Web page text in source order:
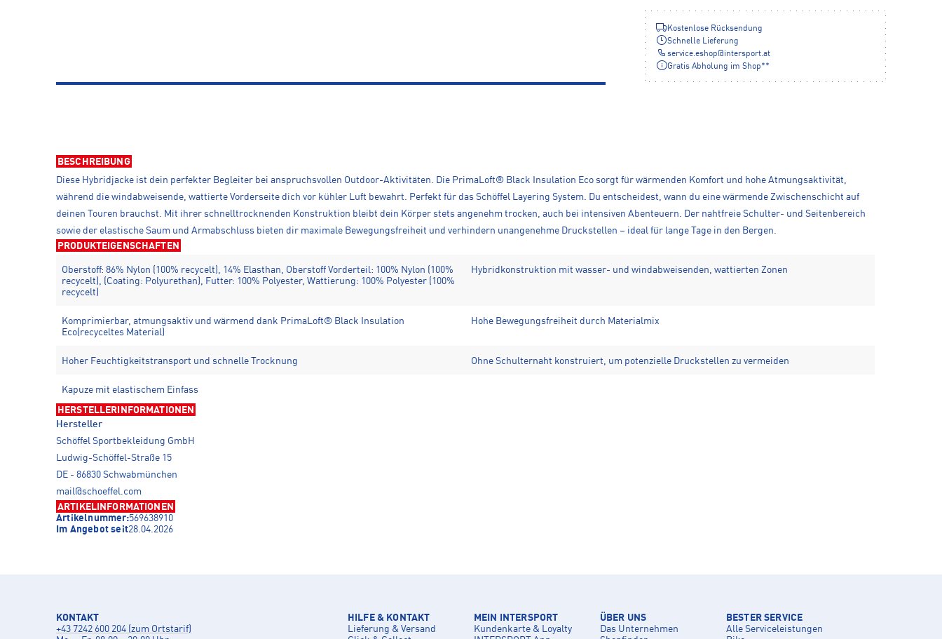
Kostenlose Rücksendung
Schnelle Lieferung
service.eshop@ intersport.at
Gratis Abholung im Shop**
BESCHREIBUNG
Diese Hybridjacke ist dein perfekter Begleiter bei anspruchsvollen Outdoor-Aktivitäten. Die PrimaLoft® Black Insulation Eco sorgt für wärmenden Komfort und hohe Atmungsaktivität,
während die windabweisende, wattierte Vorderseite dich vor kühler Luft bewahrt. Perfekt für das Schöffel Layering System. Du entscheidest, wann du eine wärmende Zwischenschicht auf
deinen Touren brauchst. Mit ihrer schnelltrocknenden Konstruktion bleibt dein Körper stets angenehm trocken, auch bei intensiven Abenteuern. Der nahtfreie Schulter- und Seitenbereich
sowie der elastische Saum und Armabschluss bieten dir maximale Bewegungsfreiheit und verhindern unangenehme Druckstellen – ideal für lange Tage in den Bergen.
PRODUKTEIGENSCHAFTEN
Oberstoff: 86% Nylon (100% recycelt), 14% Elasthan, Oberstoff Vorderteil: 100% Nylon (100%
recycelt), (Coating: Polyurethan), Futter: 100% Polyester, Wattierung: 100% Polyester (100%
recycelt)
Hybridkonstruktion mit wasser- und windabweisenden, wattierten Zonen
Komprimierbar, atmungsaktiv und wärmend dank PrimaLoft® Black Insulation
Eco(recyceltes Material)
Hohe Bewegungsfreiheit durch Materialmix
Hoher Feuchtigkeitstransport und schnelle Trocknung Ohne Schulternaht konstruiert, um potenzielle Druckstellen zu vermeiden
Kapuze mit elastischem Einfass
HERSTELLERINFORMATIONEN
Hersteller
Schöffel Sportbekleidung GmbH
Ludwig-Schöffel-Straße 15
DE - 86830 Schwabmünchen
mail@schoeffel.com
ARTIKELINFORMATIONEN
Artikelnummer:569638910
Im Angebot seit28.04.2026
KONTAKT
+43 7242 600 204 (zum Ortstarif)
HILFE & KONTAKT
Lieferung & Versand
MEIN INTERSPORT
Kundenkarte & Loyalty
ÜBER UNS
Das Unternehmen
BESTER SERVICE
Alle Serviceleistungen